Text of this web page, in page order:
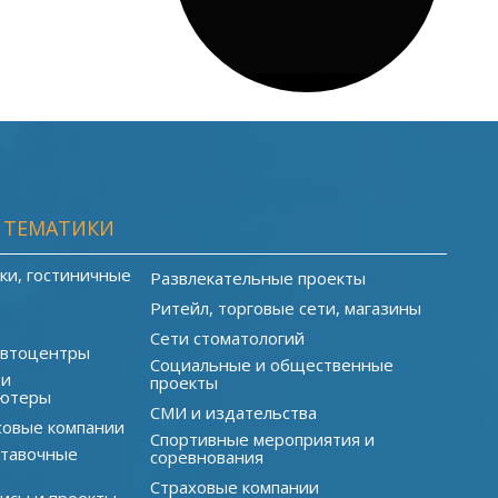
гостиничные
компании
Развлекательные проекты
Ритейл, торговые сети, магазины
Сети стоматологий
Социальные и общественные
проекты
СМИ и издательства
Спортивные мероприятия и
соревнования
Страховые компании